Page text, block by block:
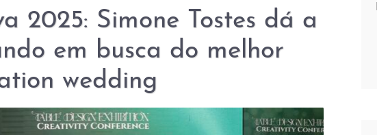
2025: Simone Tostes dá a
em busca do melhor
wedding